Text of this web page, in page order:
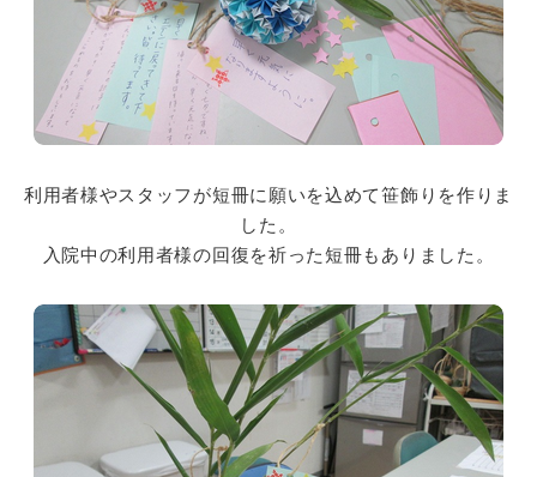
利用者様やスタッフが短冊に願いを込めて笹飾りを作りま
した。
入院中の利用者様の回復を祈った短冊もありました。